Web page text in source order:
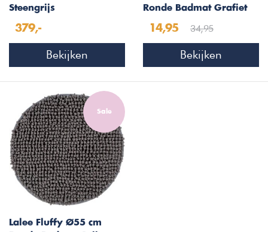
Steengrijs
H181 cm
379,-
Bekijken
Ronde Badmat Grafiet
14,95 34,95
Bekijken
Sale
Lalee Fluffy Ø55 cm